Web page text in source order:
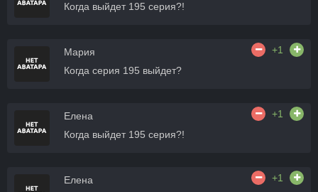
Когда выйдет 195 серия?!
Мария
+1
Когда серия 195 выйдет?
Елена
+1
Когда выйдет 195 серия?!
Елена
+1